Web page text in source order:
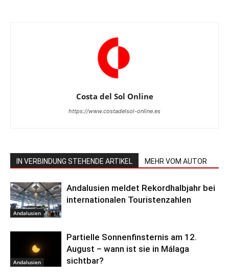
Costa del Sol Online
https://www.costadelsol-online.es
IN VERBINDUNG STEHENDE ARTIKEL MEHR VOM AUTOR
Andalusien
Andalusien meldet Rekordhalbjahr bei
internationalen Touristenzahlen
Andalusien
Partielle Sonnenfinsternis am 12.
August – wann ist sie in Málaga
sichtbar?